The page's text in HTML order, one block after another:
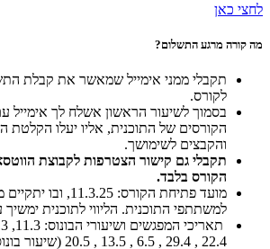
לחצי כאן
מה קורה מרגע התשלום?
תקבלי ממני אימייל שמאשר את קבלת
לקורס.
בסמוך לשיעור הראשון אשלח לך אימייל
הקורסים של התוכנית, אליו יעלו הקלטת
והקבצים לשימושך.
תקבלי גם קישור הצטרפות לקבוצת
הקורס בלבד.
מועד פתיחת הקורס:
למשתתפי התוכנית. הליווי לתוכנית ימשיך עד